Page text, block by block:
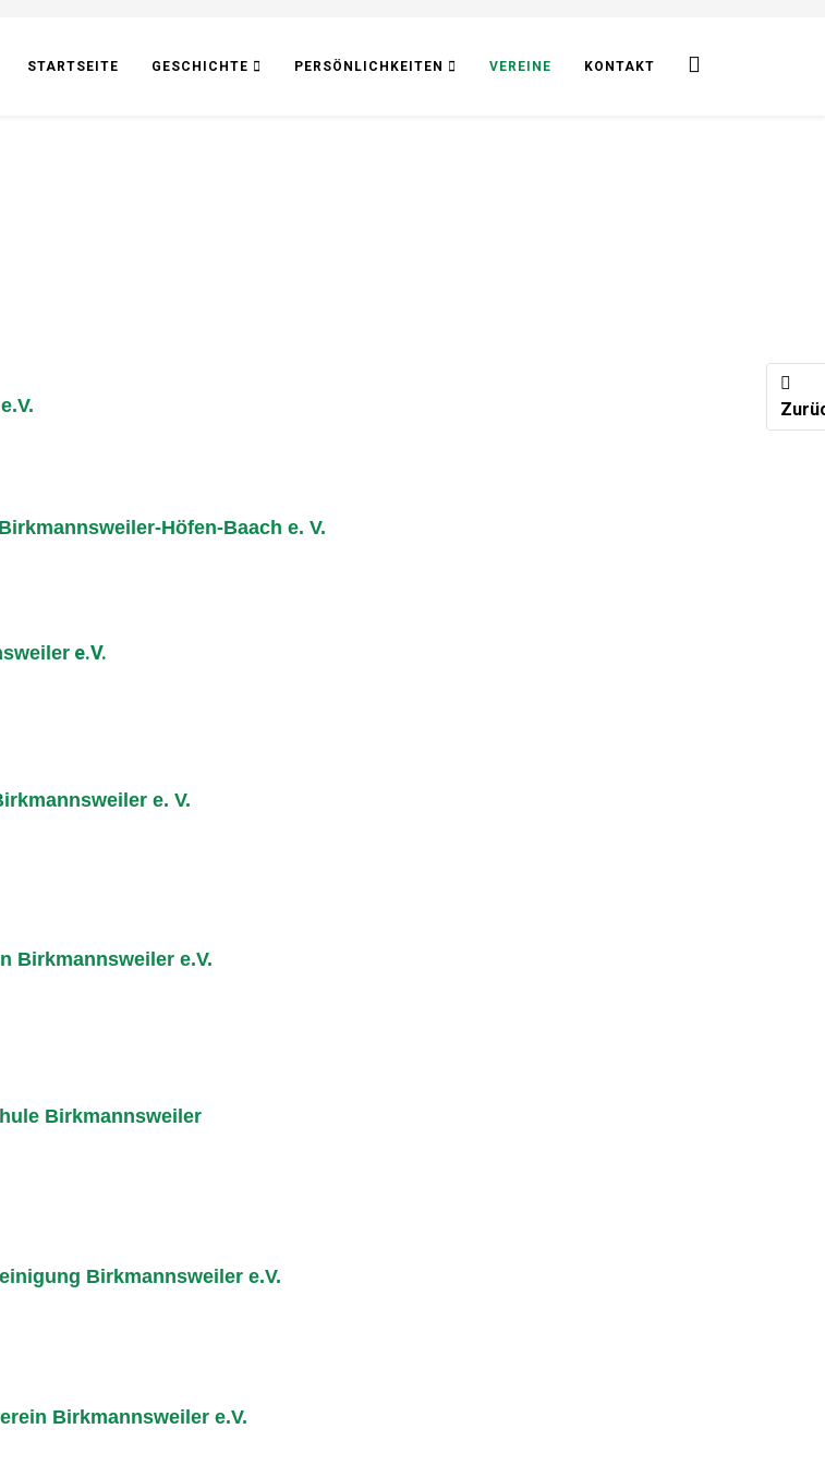
STARTSEITE GESCHICHTE PERSÖNLICHKEITEN VEREINE KONTAKT
Höfen-Baach e. V.
e.V.
e. V.
Birkmannsweiler e.V.
Birkmannsweiler
Birkmannsweiler e.V.
Birkmannsweiler e.V.